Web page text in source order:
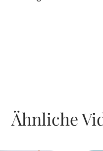
Ähnliche